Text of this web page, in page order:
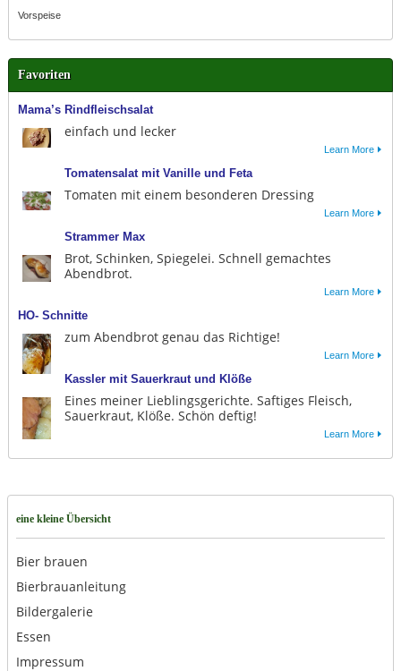
Vorspeise
Favoriten
Mama’s Rindfleischsalat
einfach und lecker
Learn More
Tomatensalat mit Vanille und Feta
Tomaten mit einem besonderen Dressing
Learn More
Strammer Max
Brot, Schinken, Spiegelei. Schnell gemachtes
Abendbrot.
Learn More
HO- Schnitte
zum Abendbrot genau das Richtige!
Learn More
Kassler mit Sauerkraut und Klöße
Eines meiner Lieblingsgerichte. Saftiges Fleisch,
Sauerkraut, Klöße. Schön deftig!
Learn More
eine kleine Übersicht
Bier brauen
Bierbrauanleitung
Bildergalerie
Essen
Impressum